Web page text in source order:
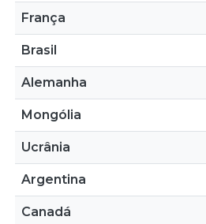
França
Brasil
Alemanha
Mongólia
Ucrânia
Argentina
Canadá